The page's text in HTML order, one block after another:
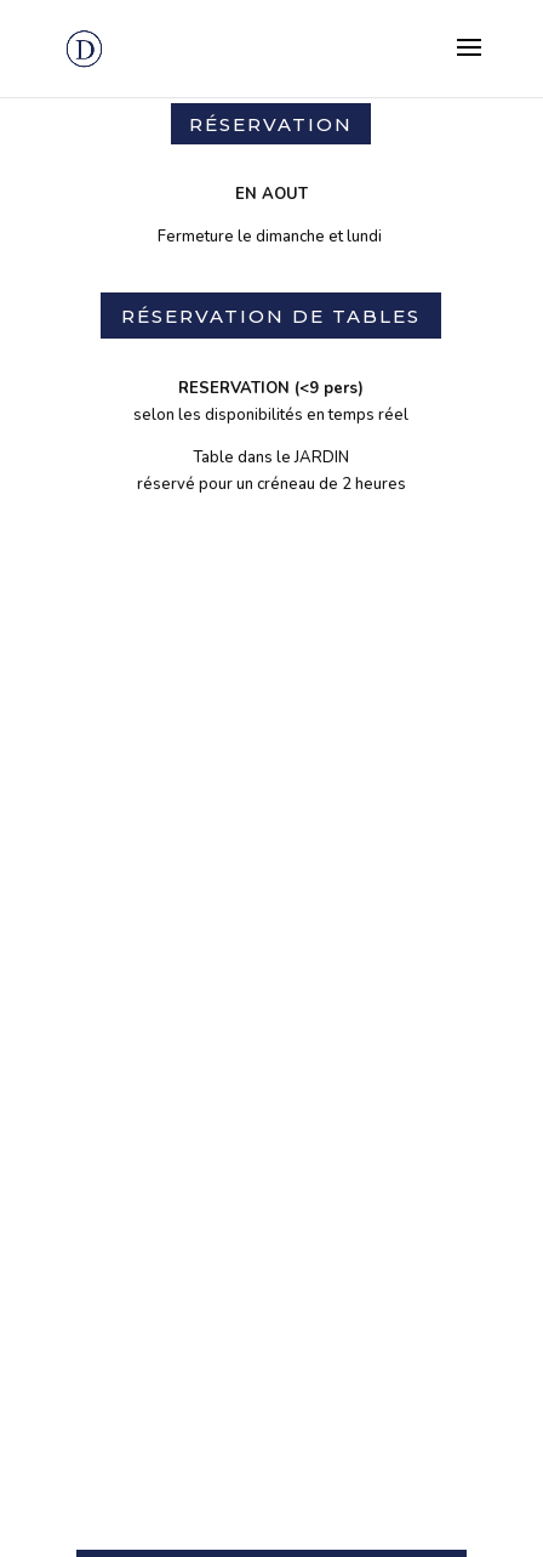
RÉSERVATION
EN AOUT
Fermeture le dimanche et lundi
RÉSERVATION DE TABLES
RESERVATION (<9 pers)
selon les disponibilités en temps réel
Table dans le JARDIN
réservé pour un créneau de 2 heures